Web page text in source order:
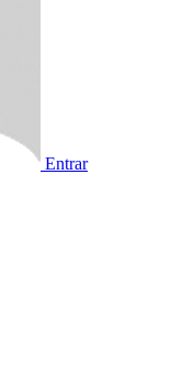
Entrar